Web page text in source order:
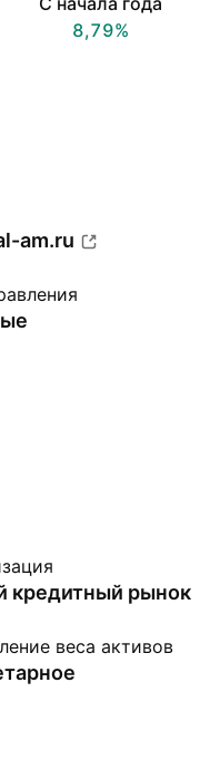
8,79%
am.ru
кредитный рынок
веса активов